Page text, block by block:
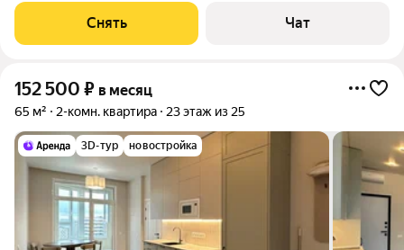
Духовой шкаф Стиральная машина Сушильная машинаСнять Чат
152 500 ₽ в месяц
65 м² 2-комн. квартира 23 этаж из 25
3D-тур новостройка